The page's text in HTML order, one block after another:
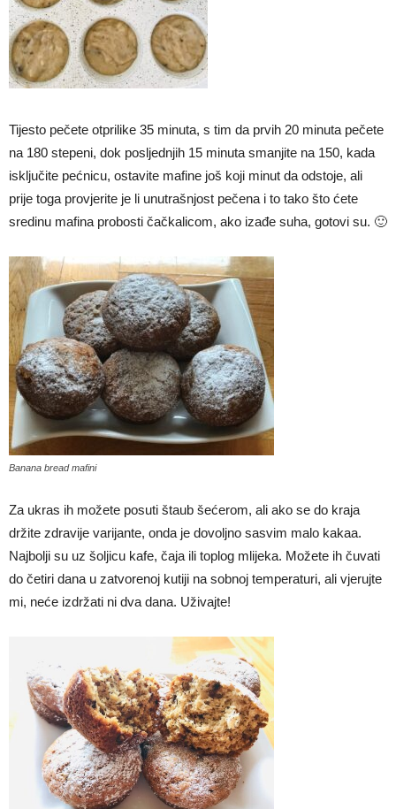
Tijesto pečete otprilike 35 minuta, s tim da prvih 20 minuta pečete
na 180 stepeni, dok posljednjih 15 minuta smanjite na 150, kada
isključite pećnicu, ostavite mafine još koji minut da odstoje, ali
prije toga provjerite je li unutrašnjost pečena i to tako što ćete
sredinu mafina probosti čačkalicom, ako izađe suha, gotovi su. 🙂
Banana bread mafini
Za ukras ih možete posuti štaub šećerom, ali ako se do kraja
držite zdravije varijante, onda je dovoljno sasvim malo kakaa.
Najbolji su uz šoljicu kafe, čaja ili toplog mlijeka. Možete ih čuvati
do četiri dana u zatvorenoj kutiji na sobnoj temperaturi, ali vjerujte
mi, neće izdržati ni dva dana. Uživajte!